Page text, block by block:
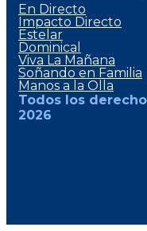
En Directo
Impacto Directo
Estelar
Dominical
Viva La Mañana
Soñando en Familia
Manos a la Olla
Todos los
2026